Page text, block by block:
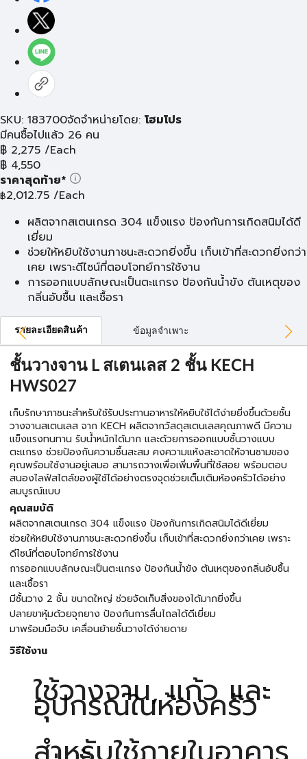
SKU: 183700จัดจำหน่ายโดย: โฮมโปร
มีคนซื้อไปแล้ว 26 คน
฿ 2,275 /Each
฿ 4,550
ราคาสุดท้าย*
฿2,012.75 /Each
ผลิตจากสเตนเกรด 304 แข็งแรง ป้องกันการเกิดสนิมได้ดี
เยี่ยม
ช่วยให้หยิบใช้งานภาชนะสะดวกยิ่งขึ้น เก็บเข้าที่สะดวกยิ่งกว่า
เคย เพราะดีไซน์ที่ตอบโจทย์การใช้งาน
การออกแบบลักษณะเป็นตะแกรง ป้องกันน้ำขัง ต้นเหตุของ
กลิ่นอับชื้น และเชื้อรา
รายละเอียดสินค้า ข้อมูลจำเพาะ
ชั้นวางจาน L สเตนเลส 2 ชั้น KECH
HWS027
เก็บรักษาภาชนะสำหรับใช้รับประทานอาหารให้หยิบใช้ได้ง่ายยิ่งขึ้นด้วยชั้น
วางจานสเตนเลส จาก KECH ผลิตจากวัสดุสเตนเลสคุณภาพดี มีความ
แข็งแรงทนทาน รับน้ำหนักได้มาก และด้วยการออกแบบชั้นวางแบบ
ตะแกรง ช่วยป้องกันความชื้นสะสม คงความแห้งสะอาดให้จานชามของ
คุณพร้อมใช้งานอยู่เสมอ สามารถวางเพื่อเพิ่มพื้นที่ใช้สอย พร้อมตอบ
สนองไลฟ์สไตล์ของผู้ใช้ได้อย่างตรงจุดช่วยเต็มเติมห้องครัวได้อย่าง
สมบูรณ์แบบ
คุณสมบัติ
ผลิตจากสเตนเกรด 304 แข็งแรง ป้องกันการเกิดสนิมได้ดีเยี่ยม
ช่วยให้หยิบใช้งานภาชนะสะดวกยิ่งขึ้น เก็บเข้าที่สะดวกยิ่งกว่าเคย เพราะ
ดีไซน์ที่ตอบโจทย์การใช้งาน
การออกแบบลักษณะเป็นตะแกรง ป้องกันน้ำขัง ต้นเหตุของกลิ่นอับชื้น
และเชื้อรา
มีชั้นวาง 2 ชั้น ขนาดใหญ่ ช่วยจัดเก็บสิ่งของได้มากยิ่งขึ้น
ปลายขาหุ้มด้วยจุกยาง ป้องกันการลื่นไถลได้ดีเยี่ยม
มาพร้อมมือจับ เคลื่อนย้ายชั้นวางได้ง่ายดาย
วิธีใช้งาน
ใช้วางจาน, แก้ว และ
อุปกรณ์ในห้องครัว